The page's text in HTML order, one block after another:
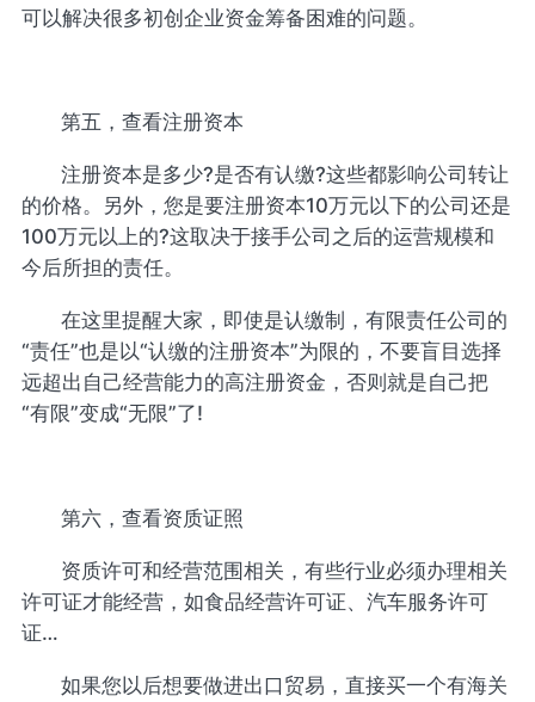
可以解决很多初创企业资金筹备困难的问题。
第五，查看注册资本
注册资本是多少?是否有认缴?这些都影响公司转让
的价格。另外，您是要注册资本10万元以下的公司还是
100万元以上的?这取决于接手公司之后的运营规模和
今后所担的责任。
在这里提醒大家，即使是认缴制，有限责任公司的
“责任”也是以“认缴的注册资本”为限的，不要盲目选择
远超出自己经营能力的高注册资金，否则就是自己把
“有限”变成“无限”了!
第六，查看资质证照
资质许可和经营范围相关，有些行业必须办理相关
许可证才能经营，如食品经营许可证、汽车服务许可
证…
如果您以后想要做进出口贸易，直接买一个有海关